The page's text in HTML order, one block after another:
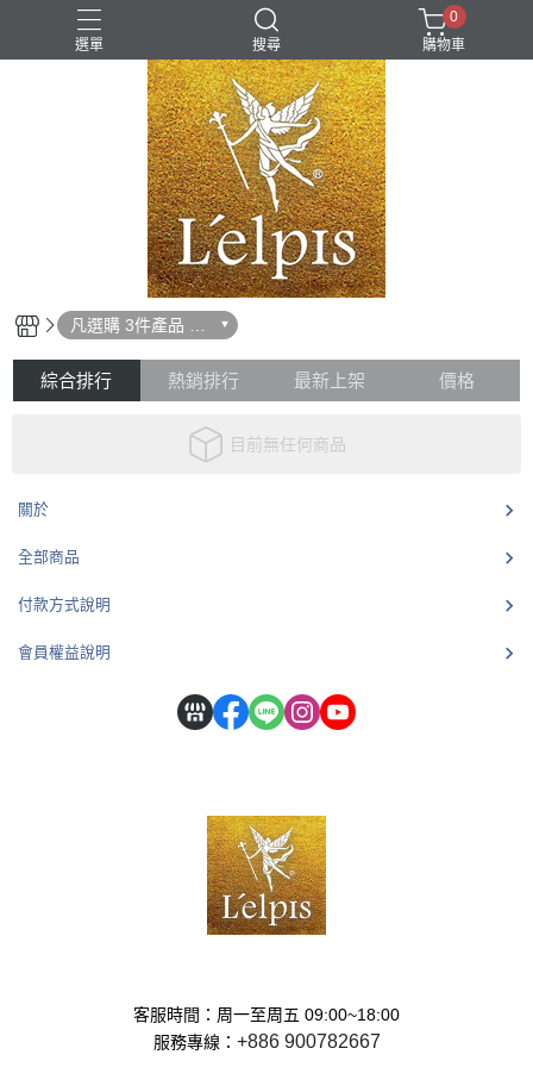
選單 搜尋
0
購物車
凡選購 3件產品 85
折優惠
綜合排行 熱銷排行 最新上架 價格
目前無任何商品
客服時間：周一至周五 09:00~18:00
服務專線： +886 900782667
關於
全部商品
付款方式說明
會員權益說明